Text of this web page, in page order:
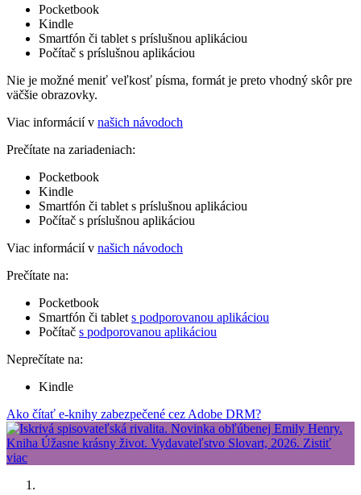
Pocketbook
Kindle
Smartfón či tablet s príslušnou aplikáciou
Počítač s príslušnou aplikáciou
Nie je možné meniť veľkosť písma, formát je preto vhodný skôr pre
väčšie obrazovky.
Viac informácií v našich návodoch
Prečítate na zariadeniach:
Pocketbook
Kindle
Smartfón či tablet s príslušnou aplikáciou
Počítač s príslušnou aplikáciou
Viac informácií v našich návodoch
Prečítate na:
Pocketbook
Smartfón či tablet s podporovanou aplikáciou
Počítač s podporovanou aplikáciou
Neprečítate na:
Kindle
Ako čítať e-knihy zabezpečené cez Adobe DRM?